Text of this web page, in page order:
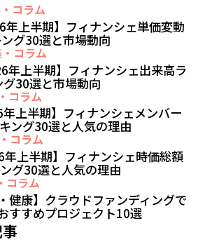
コラム
年上半期】フィナンシェ単価変動
グ30選と市場動向
コラム
年上半期】フィナンシェ出来高ラ
グ30選と市場動向
コラム
年上半期】フィナンシェメンバー
ング30選と人気の理由
コラム
年上半期】フィナンシェ時価総額
グ30選と人気の理由
コラム
健康】クラウドファンディングで
すすめプロジェクト10選